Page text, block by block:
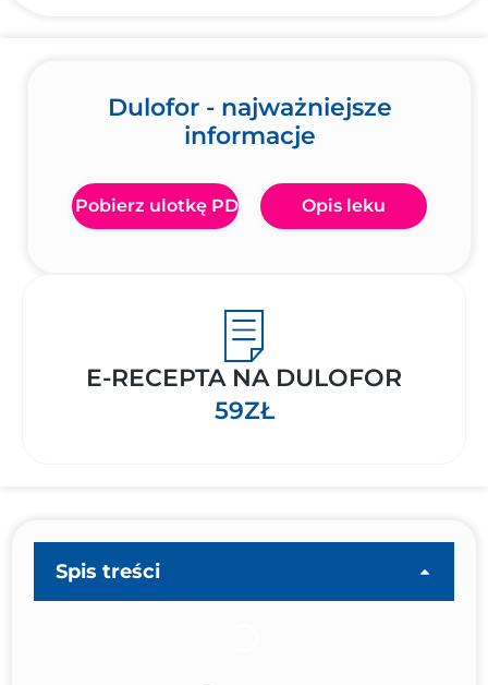
Dulofor - najważniejsze
informacje
Pobierz ulotkę PDF Opis leku
E-RECEPTA NA DULOFOR
59ZŁ
Spis treści